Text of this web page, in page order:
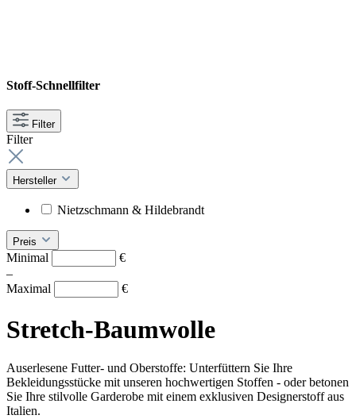
Stoff-Schnellfilter
Filter
Filter
Hersteller
Nietzschmann & Hildebrandt
Preis
Minimal
€
–
Maximal
€
Stretch-Baumwolle
Auserlesene Futter- und Oberstoffe: Unterfüttern Sie Ihre
Bekleidungsstücke mit unseren hochwertigen Stoffen - oder betonen
Sie Ihre stilvolle Garderobe mit einem exklusiven Designerstoff aus
Italien.